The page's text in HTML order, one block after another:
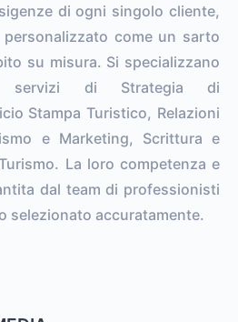
di ogni singolo cliente,
come un sarto
su misura. Si specializzano
servizi di Strategia di
Stampa Turistico, Relazioni
e Marketing, Scrittura e
La loro competenza e
dal team di professionisti
selezionato accuratamente.